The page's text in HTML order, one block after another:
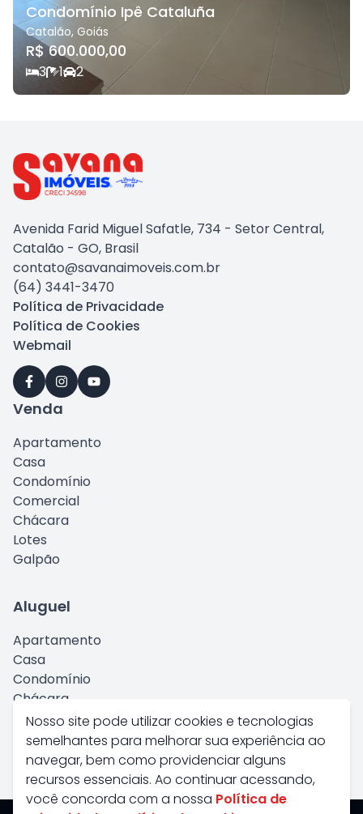
Condomínio Ipê Cataluña
Catalão, Goiás
R$ 600.000,00
3 1 2
Nosso site pode utilizar cookies e tecnologias
semelhantes para melhorar sua experiência ao
navegar, bem como providenciar alguns
recursos essenciais. Ao continuar acessando,
você concorda com a nossa Política de
Avenida Farid Miguel Safatle, 734 - Setor Central,
Catalão - GO, Brasil
contato@savanaimoveis.com.br
(64) 3441-3470
Política de Privacidade
Política de Cookies
Webmail
Venda
Apartamento
Casa
Condomínio
Comercial
Chácara
Lotes
Galpão
Aluguel
Apartamento
Casa
Condomínio
Chácara
Comercial
Kitnet
Galpão